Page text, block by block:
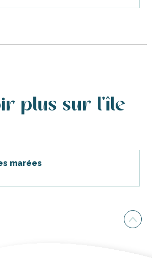
plus sur l'île
marées